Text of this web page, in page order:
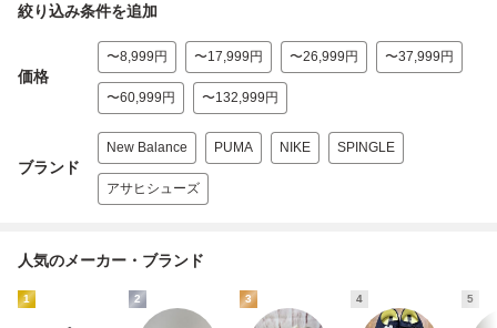
絞り込み条件を追加
価格
〜8,999円 〜17,999円 〜26,999円 〜37,999円
〜60,999円 〜132,999円
ブランド
New Balance PUMA NIKE SPINGLE
アサヒシューズ
人気のメーカー・ブランド
1 2 3 4 5